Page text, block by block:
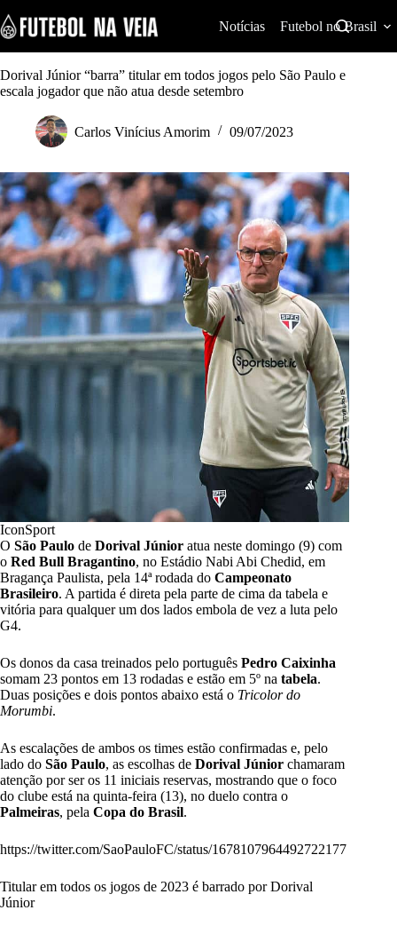
k
i
p
t
o
n
t
Notícias Futebol no Brasil
Dorival Júnior “barra” titular em todos jogos pelo São Paulo e
escala jogador que não atua desde setembro
Carlos Vinícius Amorim 09/07/2023
IconSport
O São Paulo de Dorival Júnior atua neste domingo (9) com
o Red Bull Bragantino, no Estádio Nabi Abi Chedid, em
Bragança Paulista, pela 14ª rodada do Campeonato
Brasileiro. A partida é direta pela parte de cima da tabela e
vitória para qualquer um dos lados embola de vez a luta pelo
G4.
Os donos da casa treinados pelo português Pedro Caixinha
somam 23 pontos em 13 rodadas e estão em 5º na tabela.
Duas posições e dois pontos abaixo está o Tricolor do
Morumbi.
As escalações de ambos os times estão confirmadas e, pelo
lado do São Paulo, as escolhas de Dorival Júnior chamaram
atenção por ser os 11 iniciais reservas, mostrando que o foco
do clube está na quinta-feira (13), no duelo contra o
Palmeiras, pela Copa do Brasil.
https://twitter.com/SaoPauloFC/status/1678107964492722177
Titular em todos os jogos de 2023 é barrado por Dorival
Júnior